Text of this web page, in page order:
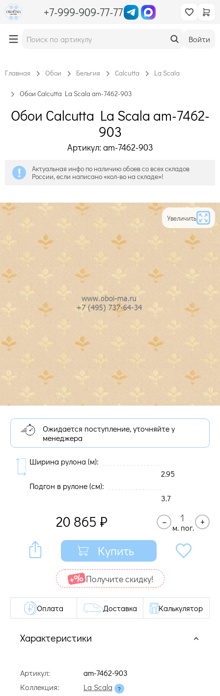
+7-999-909-77-77
Войти
Главная Обои Бельгия Calcutta La Scala
Обои Calcutta La Scala am-7462-903
Обои Calcutta La Scala am-7462-
903
Артикул: am-7462-903
Актуальная инфо по наличию обоев со всех складов
России, если написано «кол-во на складе»!
Увеличить
Ожидается поступление, уточняйте у
менеджера
Ширина рулона (м):
2.95
Подгон в рулоне (cм):
3.7
20 865 ₽ –
м. пог.
+
Купить
Получите cкидку!
Характеристики
Артикул:
am-7462-903
Коллекция:
La Scala
Оплата Доставка Калькулятор